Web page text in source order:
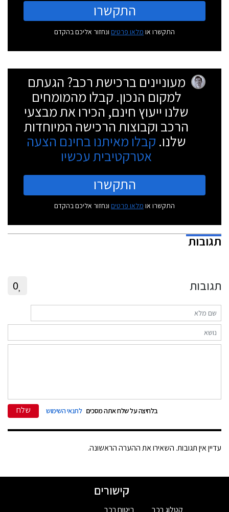
התקשרו
התקשרו או מלאו פרטים ונחזור אליכם בהקדם
מעוניינים ברכישת רכב? הגעתם
למקום הנכון. קבלו מהמומחים
שלנו ייעוץ חינם, הכירו את מבצעי
הרכב וקבוצות הרכישה המיוחדות
שלנו. קבלו מאיתנו בחינם הצעה
אטרקטיבית עכשיו
התקשרו
התקשרו או מלאו פרטים ונחזור אליכם בהקדם
תגובות
תגובות 0
בלחיצה על שלח אתה מסכים לתנאי השימוש שלח
עדיין אין תגובות. השאירו את ההערה הראשונה.
קישורים
קטלוג רכב ביטוח רכב